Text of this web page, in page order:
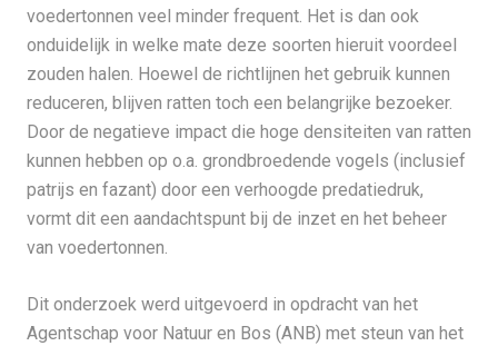
voedertonnen veel minder frequent. Het is dan ook
onduidelijk in welke mate deze soorten hieruit voordeel
zouden halen. Hoewel de richtlijnen het gebruik kunnen
reduceren, blijven ratten toch een belangrijke bezoeker.
Door de negatieve impact die hoge densiteiten van ratten
kunnen hebben op o.a. grondbroedende vogels (inclusief
patrijs en fazant) door een verhoogde predatiedruk,
vormt dit een aandachtspunt bij de inzet en het beheer
van voedertonnen.
Dit onderzoek werd uitgevoerd in opdracht van het
Agentschap voor Natuur en Bos (ANB) met steun van het